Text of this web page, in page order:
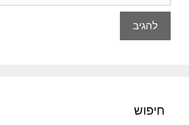
חיפוש